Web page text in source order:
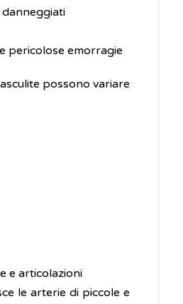
pericolose emorragie
possono variare
e articolazioni
le arterie di piccole e